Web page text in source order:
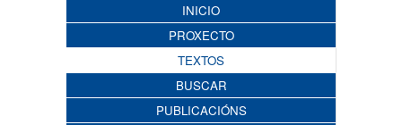
INICIO
PROXECTO
TEXTOS
BUSCAR
PUBLICACIÓNS